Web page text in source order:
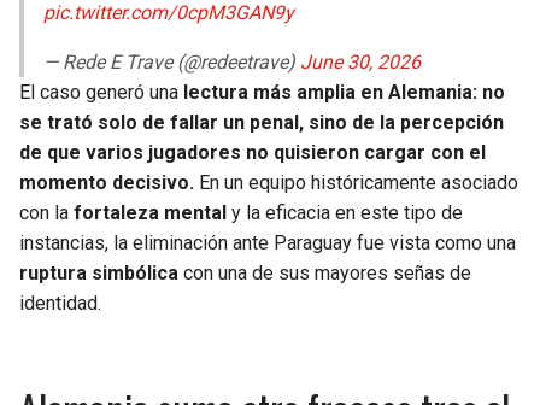
pic.twitter.com/0cpM3GAN9y
— Rede E Trave (@redeetrave) June 30, 2026
El caso generó una lectura más amplia en Alemania: no
se trató solo de fallar un penal, sino de la percepción
de que varios jugadores no quisieron cargar con el
momento decisivo. En un equipo históricamente asociado
con la fortaleza mental y la eficacia en este tipo de
instancias, la eliminación ante Paraguay fue vista como una
ruptura simbólica con una de sus mayores señas de
identidad.